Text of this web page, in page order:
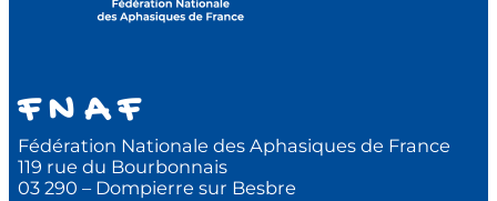
F N A F
Fédération Nationale des Aphasiques de France
119 rue du Bourbonnais
03 290 – Dompierre sur Besbre